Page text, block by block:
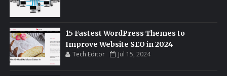
15 Fastest WordPress Themes to
Improve Website SEO in 2024
Tech Editor Jul 15, 2024